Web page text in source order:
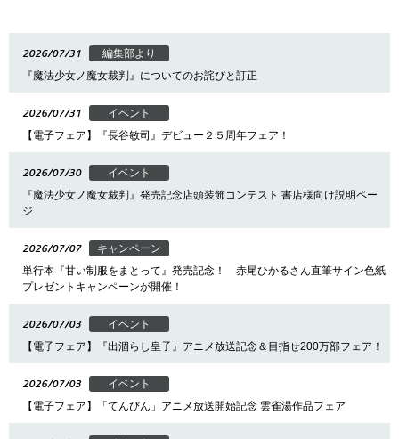
2026/07/31
編集部より
『魔法少女ノ魔女裁判』についてのお詫びと訂正
2026/07/31
イベント
【電子フェア】『長谷敏司』デビュー２５周年フェア！
2026/07/30
イベント
『魔法少女ノ魔女裁判』発売記念店頭装飾コンテスト 書店様向け説明ペー
ジ
2026/07/07
キャンペーン
単行本『甘い制服をまとって』発売記念！ 赤尾ひかるさん直筆サイン色紙
プレゼントキャンペーンが開催！
2026/07/03
イベント
【電子フェア】『出涸らし皇子』アニメ放送記念＆目指せ200万部フェア！
2026/07/03
イベント
【電子フェア】「てんびん」アニメ放送開始記念 雲雀湯作品フェア